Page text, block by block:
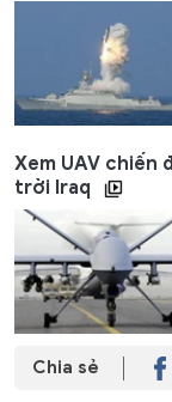
Xem UAV chiến
trời Iraq
Chia sẻ